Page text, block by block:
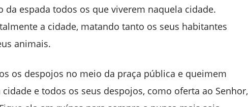
da espada todos os que viverem naquela cidade.
a cidade, matando tanto os seus habitantes
animais.
os despojos no meio da praça pública e queimem
e todos os seus despojos, como oferta ao Senhor,